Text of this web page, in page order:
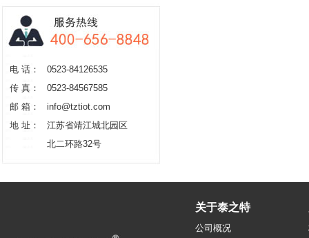
电 话：
0523-84126535
传 真：
0523-84567585
邮 箱：
info@tztiot.com
地 址：
江苏省靖江城北园区
北二环路32号
关于泰之特
公司概况